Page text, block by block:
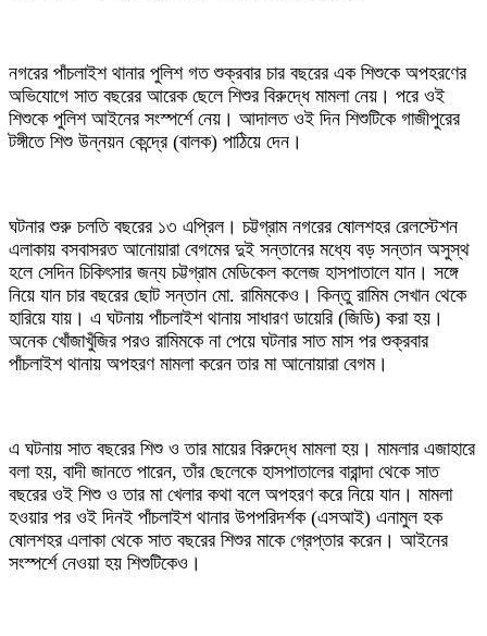
‎নগরের পাঁচলাইশ থানার পুলিশ গত শুক্রবার চার বছরের এক শিশুকে অপহরণের
অভিযোগে সাত বছরের আরেক ছেলে শিশুর বিরুদ্ধে মামলা নেয়। পরে ওই
শিশুকে পুলিশ আইনের সংস্পর্শে নেয়। আদালত ওই দিন শিশুটিকে গাজীপুরের
টঙ্গীতে শিশু উন্নয়ন কেন্দ্রে (বালক) পাঠিয়ে দেন।
‎ঘটনার শুরু চলতি বছরের ১৩ এপ্রিল। চট্টগ্রাম নগরের ষোলশহর রেলস্টেশন
এলাকায় বসবাসরত আনোয়ারা বেগমের দুই সন্তানের মধ্যে বড় সন্তান অসুস্থ
হলে সেদিন চিকিৎসার জন্য চট্টগ্রাম মেডিকেল কলেজ হাসপাতালে যান। সঙ্গে
নিয়ে যান চার বছরের ছোট সন্তান মো. রামিমকেও। কিন্তু রামিম সেখান থেকে
হারিয়ে যায়। এ ঘটনায় পাঁচলাইশ থানায় সাধারণ ডায়েরি (জিডি) করা হয়।
অনেক খোঁজাখুঁজির পরও রামিমকে না পেয়ে ঘটনার সাত মাস পর শুক্রবার
পাঁচলাইশ থানায় অপহরণ মামলা করেন তার মা আনোয়ারা বেগম।
‎এ ঘটনায় সাত বছরের শিশু ও তার মায়ের বিরুদ্ধে মামলা হয়। মামলার এজাহারে
বলা হয়, বাদী জানতে পারেন, তাঁর ছেলেকে হাসপাতালের বারান্দা থেকে সাত
বছরের ওই শিশু ও তার মা খেলার কথা বলে অপহরণ করে নিয়ে যান। মামলা
হওয়ার পর ওই দিনই পাঁচলাইশ থানার উপপরিদর্শক (এসআই) এনামুল হক
ষোলশহর এলাকা থেকে সাত বছরের শিশুর মাকে গ্রেপ্তার করেন। আইনের
সংস্পর্শে নেওয়া হয় শিশুটিকেও।